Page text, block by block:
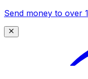
Send money to over